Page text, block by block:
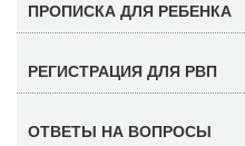
ПРОПИСКА ДЛЯ РЕБЕНКА
РЕГИСТРАЦИЯ ДЛЯ РВП
ОТВЕТЫ НА ВОПРОСЫ